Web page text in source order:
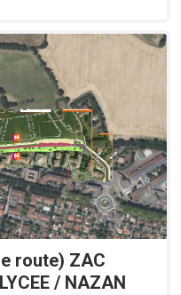
route) ZAC
/ NAZAN